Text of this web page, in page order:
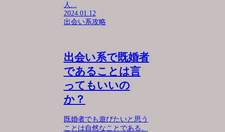
人...
2024.01.12
出会い系攻略
出会い系で既婚者
であることは言
ってもいいの
か？
既婚者でも遊びたいと思う
ことは自然なことである。